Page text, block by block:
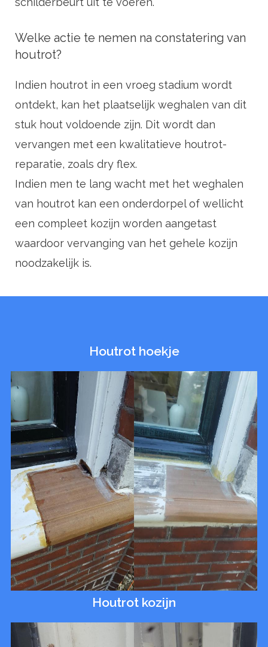
Welke actie te nemen na constatering van
houtrot?
Indien houtrot in een vroeg stadium wordt
ontdekt, kan het plaatselijk weghalen van dit
stuk hout voldoende zijn. Dit wordt dan
vervangen met een kwalitatieve houtrot-
reparatie, zoals dry flex.
Indien men te lang wacht met het weghalen
van houtrot kan een onderdorpel of wellicht
een compleet kozijn worden aangetast
waardoor vervanging van het gehele kozijn
noodzakelijk is.
Houtrot hoekje
Houtrot kozijn